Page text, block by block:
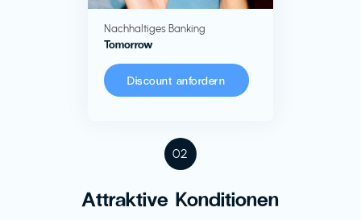
02
Attraktive Konditionen
Nachhaltiges Banking
Tomorrow
Discount anfordern